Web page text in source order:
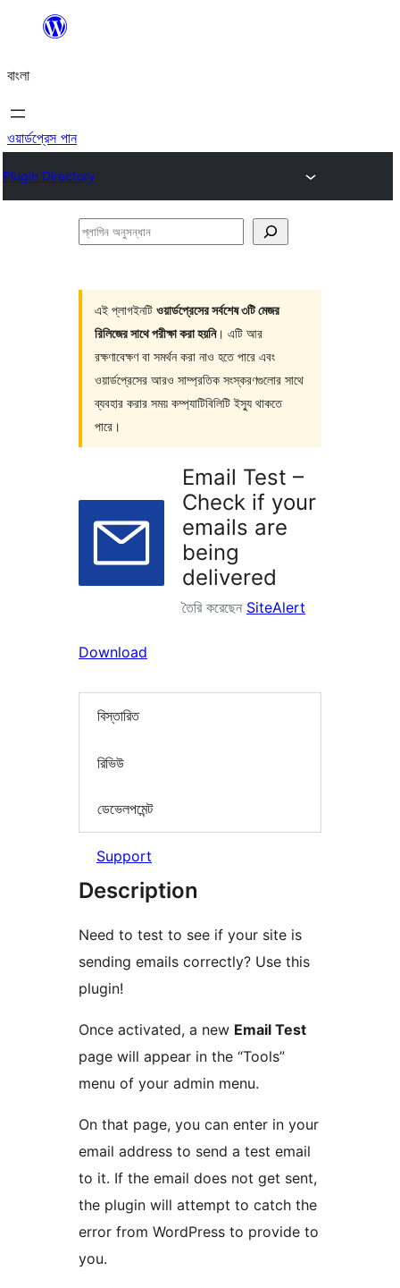
যান
বাংলা
ওয়ার্ডপ্রেস পান
Plugin Directory
প্লাগিন
এই প্লাগইনটি ওয়ার্ডপ্রেসের সর্বশেষ ৩টি মেজর
রিলিজের সাথে পরীক্ষা করা হয়নি। এটি আর
রক্ষণাবেক্ষণ বা সমর্থন করা নাও হতে পারে এবং
ওয়ার্ডপ্রেসের আরও সাম্প্রতিক সংস্করণগুলোর সাথে
ব্যবহার করার সময় কম্প্যাটিবিলিটি ইস্যু থাকতে
পারে।
Email Test –
Check if your
emails are
being
delivered
তৈরি করেছেন SiteAlert
Download
বিস্তারিত
রিভিউ
ডেভেলপমেন্ট
Support
Description
Need to test to see if your site is
sending emails correctly? Use this
plugin!
Once activated, a new Email Test
page will appear in the “Tools”
menu of your admin menu.
On that page, you can enter in your
email address to send a test email
to it. If the email does not get sent,
the plugin will attempt to catch the
error from WordPress to provide to
you.